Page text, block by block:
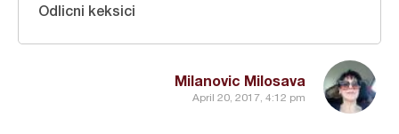
Milanovic Milosava
April 20, 2017, 4:12 pm
Odlicni keksici